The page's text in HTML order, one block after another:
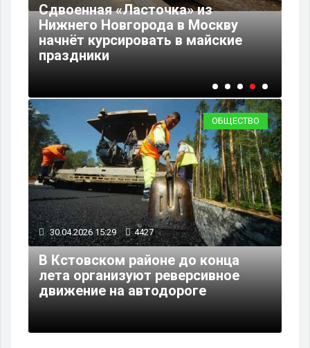
Сдвоенная «Ласточка» из
Нижнего Новгорода в Москву
начнёт курсировать в майские
праздники
ОБЩЕСТВО
30.04.2026 15:29 4427
В Кстовском районе до конца
лета организуют реверсивное
движение на автодороге